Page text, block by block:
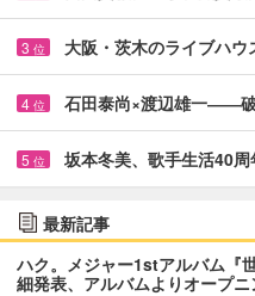
3 位 大阪・茨木のライブハ
4 位 石田泰尚×渡辺雄一――
5 位 坂本冬美、歌手生活40
最新記事
ハク。メジャー1stアルバム『
細発表、アルバムよりオープ